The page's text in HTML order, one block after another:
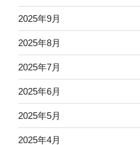
2025年9月
2025年8月
2025年7月
2025年6月
2025年5月
2025年4月